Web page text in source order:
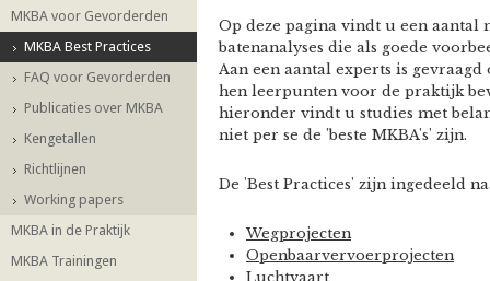
MKBA voor Gevorderden
MKBA Best Practices
FAQ voor Gevorderden
Publicaties over MKBA
Kengetallen
Richtlijnen
Working papers
MKBA in de Praktijk
MKBA Trainingen
Op deze pagina vindt u een aantal
batenanalyses die als goede
Aan een aantal experts is
hen leerpunten voor de praktijk
hieronder vindt u studies met
niet per se de 'beste MKBA's' zijn.
De 'Best Practices' zijn ingedeeld
Wegprojecten
Openbaarvervoerprojecten
Luchtvaart